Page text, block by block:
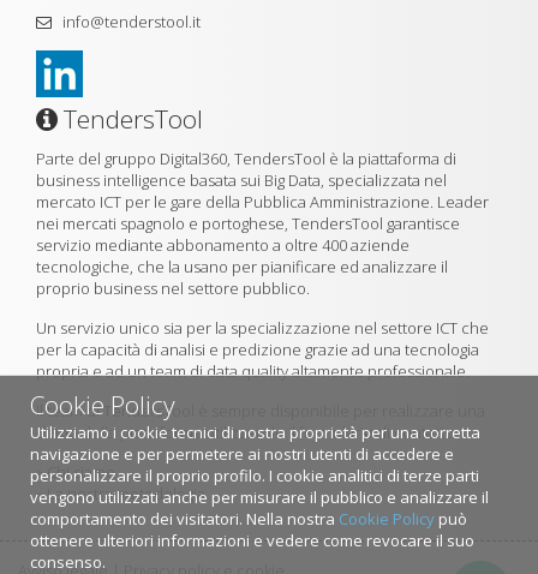
Cookie Policy
Utilizziamo i cookie tecnici di nostra proprietà per una corretta
navigazione e per permetere ai nostri utenti di accedere e
personalizzare il proprio profilo. I cookie analitici di terze parti
vengono utilizzati anche per misurare il pubblico e analizzare il
comportamento dei visitatori. Nella nostra Cookie Policy può
ottenere ulteriori informazioni e vedere come revocare il suo
consenso.
info@tenderstool.it
TendersTool
Parte del gruppo Digital360, TendersTool è la piattaforma di
business intelligence basata sui Big Data, specializzata nel
mercato ICT per le gare della Pubblica Amministrazione. Leader
nei mercati spagnolo e portoghese, TendersTool garantisce
servizio mediante abbonamento a oltre 400 aziende
tecnologiche, che la usano per pianificare ed analizzare il
proprio business nel settore pubblico.
Un servizio unico sia per la specializzazione nel settore ICT che
per la capacità di analisi e predizione grazie ad una tecnologia
propria e ad un team di data quality altamente professionale.
Il team di TendersTool è sempre disponibile per realizzare una
demo della piattaforma utilizzando il formulario di contatto.
»Chi siamo
»La nostra metodologia